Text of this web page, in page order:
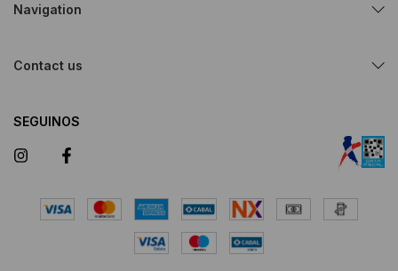
Navigation
Contact us
SEGUINOS